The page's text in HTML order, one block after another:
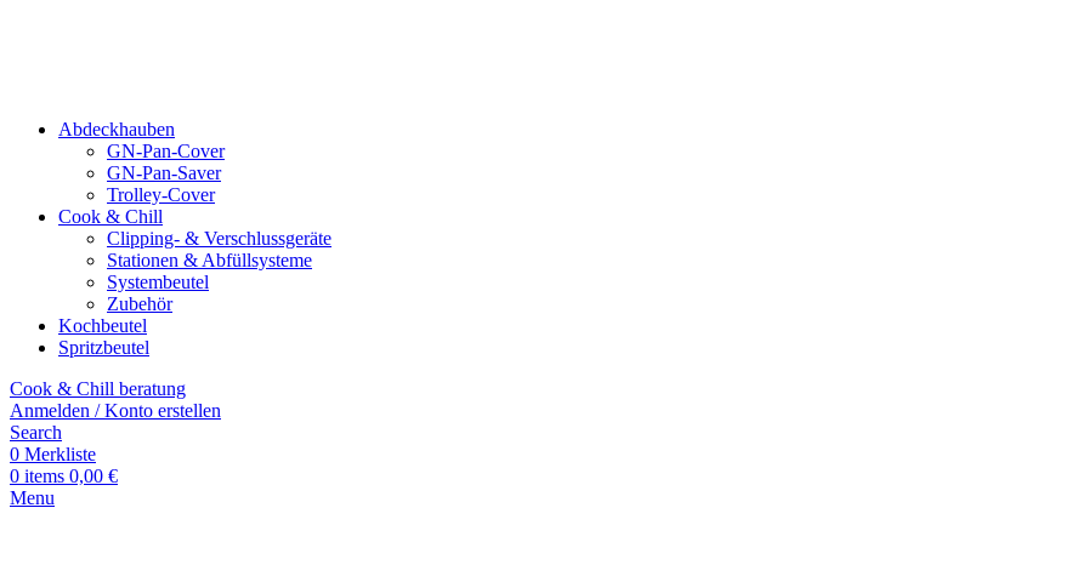
Abdeckhauben
GN-Pan-Cover
GN-Pan-Saver
Trolley-Cover
Cook & Chill
Clipping- & Verschluss­geräte
Stationen & Abfüll­systeme
Systembeutel
Zubehör
Kochbeutel
Spritzbeutel
Cook & Chill beratung
Anmelden / Konto erstellen
Search
0 Merkliste
0 items 0,00 €
Menu